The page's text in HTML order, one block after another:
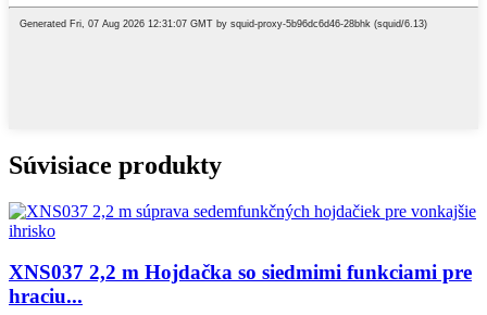
Súvisiace produkty
XNS037 2,2 m Hojdačka so siedmimi funkciami pre
hraciu...